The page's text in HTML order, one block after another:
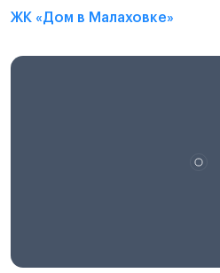
ЖК «Дом в Малаховке»